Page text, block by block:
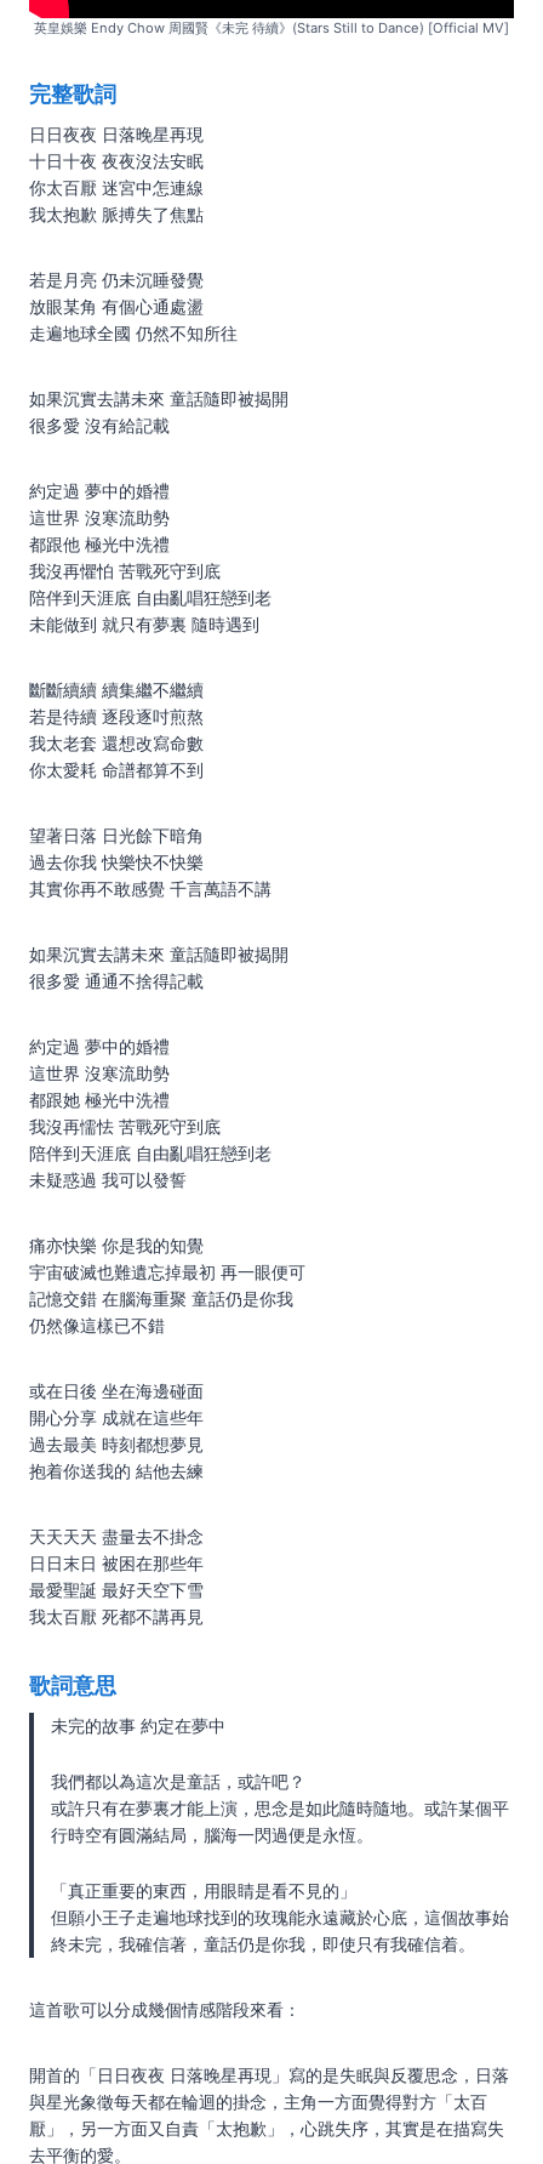
英皇娛樂 Endy Chow 周國賢《未完 待續》(Stars Still to Dance) [Official MV]
完整歌詞
日日夜夜 日落晚星再現
十日十夜 夜夜沒法安眠
你太百厭 迷宮中怎連線
我太抱歉 脈搏失了焦點
若是月亮 仍未沉睡發覺
放眼某角 有個心通處盪
走遍地球全國 仍然不知所往
如果沉實去講未來 童話隨即被揭開
很多愛 沒有給記載
約定過 夢中的婚禮
這世界 沒寒流助勢
都跟他 極光中洗禮
我沒再懼怕 苦戰死守到底
陪伴到天涯底 自由亂唱狂戀到老
未能做到 就只有夢裏 隨時遇到
斷斷續續 續集繼不繼續
若是待續 逐段逐吋煎熬
我太老套 還想改寫命數
你太愛耗 命譜都算不到
望著日落 日光餘下暗角
過去你我 快樂快不快樂
其實你再不敢感覺 千言萬語不講
如果沉實去講未來 童話隨即被揭開
很多愛 通通不捨得記載
約定過 夢中的婚禮
這世界 沒寒流助勢
都跟她 極光中洗禮
我沒再懦怯 苦戰死守到底
陪伴到天涯底 自由亂唱狂戀到老
未疑惑過 我可以發誓
痛亦快樂 你是我的知覺
宇宙破滅也難遺忘掉最初 再一眼便可
記憶交錯 在腦海重聚 童話仍是你我
仍然像這樣已不錯
或在日後 坐在海邊碰面
開心分享 成就在這些年
過去最美 時刻都想夢見
抱着你送我的 結他去練
天天天天 盡量去不掛念
日日末日 被困在那些年
最愛聖誕 最好天空下雪
我太百厭 死都不講再見
歌詞意思
未完的故事 約定在夢中
我們都以為這次是童話，或許吧？
或許只有在夢裏才能上演，思念是如此隨時隨地。或許某個平
行時空有圓滿結局，腦海一閃過便是永恆。
「真正重要的東西，用眼睛是看不見的」
但願小王子走遍地球找到的玫瑰能永遠藏於心底，這個故事始
終未完，我確信著，童話仍是你我，即使只有我確信着。
這首歌可以分成幾個情感階段來看：
開首的「日日夜夜 日落晚星再現」寫的是失眠與反覆思念，日落
與星光象徵每天都在輪迴的掛念，主角一方面覺得對方「太百
厭」，另一方面又自責「太抱歉」，心跳失序，其實是在描寫失
去平衡的愛。